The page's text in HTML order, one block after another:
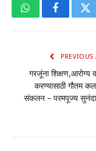
WhatsAppFacebook
PREVIOUS
गरजूंना शिक्षण,आरोग्य
करण्यासाठी गौतम
संकलन – परमपूज्य